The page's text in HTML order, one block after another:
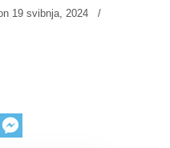
19 svibnja, 2024 /